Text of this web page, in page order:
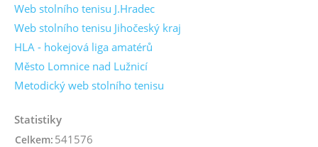
Web stolního tenisu J.Hradec
Web stolního tenisu Jihočeský kraj
HLA - hokejová liga amatérů
Město Lomnice nad Lužnicí
Metodický web stolního tenisu
Statistiky
Celkem: 541576